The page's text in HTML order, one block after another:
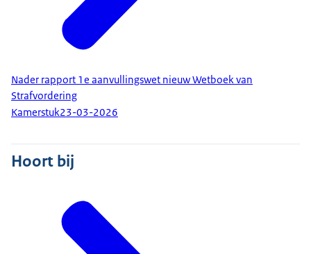
Nader rapport 1e aanvullingswet nieuw Wetboek van
Strafvordering
Kamerstuk23-03-2026
Hoort bij